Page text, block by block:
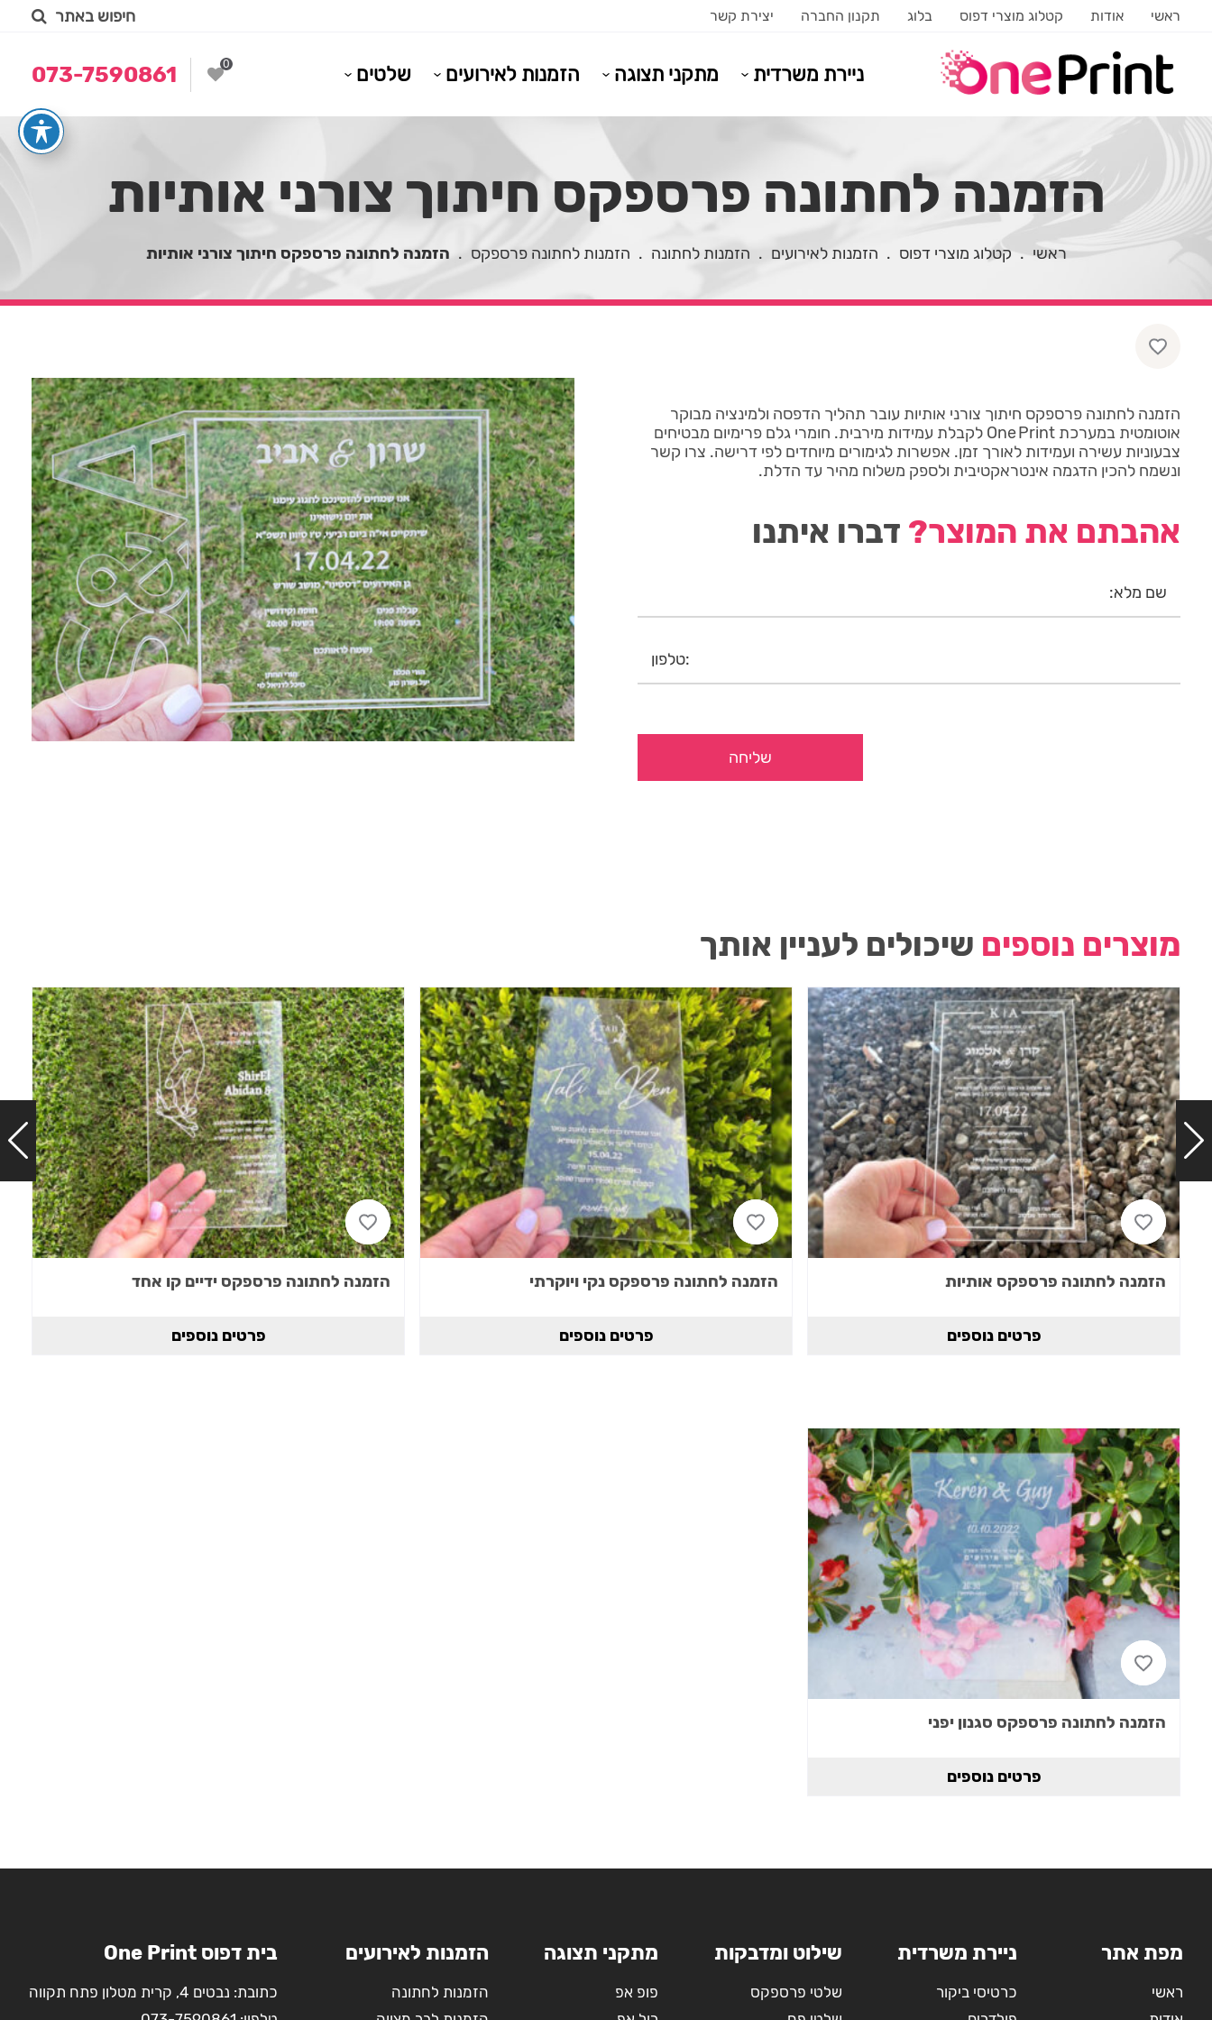
ראשי אודות קטלוג מוצרי דפוס בלוג תקנון החברה יצירת קשר חיפוש באתר
ניירת משרדית מתקני תצוגה הזמנות לאירועים שלטים 0
073-7590861
הזמנה לחתונה פרספקס חיתוך צורני אותיות
ראשי . קטלוג מוצרי דפוס . הזמנות לאירועים . הזמנות לחתונה . הזמנות לחתונה פרספקס . הזמנה לחתונה פרספקס חיתוך צורני אותיות
הזמנה לחתונה פרספקס חיתוך צורני אותיות עובר תהליך הדפסה ולמינציה מבוקר
אוטומטית במערכת One Print לקבלת עמידות מירבית. חומרי גלם פרימיום מבטיחים
צבעוניות עשירה ועמידות לאורך זמן. אפשרות לגימורים מיוחדים לפי דרישה. צרו קשר
ונשמח להכין הדגמה אינטראקטיבית ולספק משלוח מהיר עד הדלת.
אהבתם את המוצר? דברו איתנו
מוצרים נוספים שיכולים לעניין אותך
הזמנה לחתונה פרספקס אותיות
פרטים נוספים
הזמנה לחתונה פרספקס נקי ויוקרתי
פרטים נוספים
הזמנה לחתונה פרספקס ידיים קו אחד
פרטים נוספים
הזמנה לחתונה פרספקס סגנון יפני
פרטים נוספים
מפת אתר
ראשי
ניירת משרדית
כרטיסי ביקור
שילוט ומדבקות
שלטי פרספקס
מתקני תצוגה
פופ אפ
הזמנות לאירועים
הזמנות לחתונה
בית דפוס One Print
כתובת: נבטים 4, קרית מטלון פתח תקווה